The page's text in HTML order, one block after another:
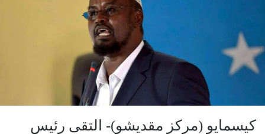
كيسمايو (مركز مقديشو)- التقى رئيس